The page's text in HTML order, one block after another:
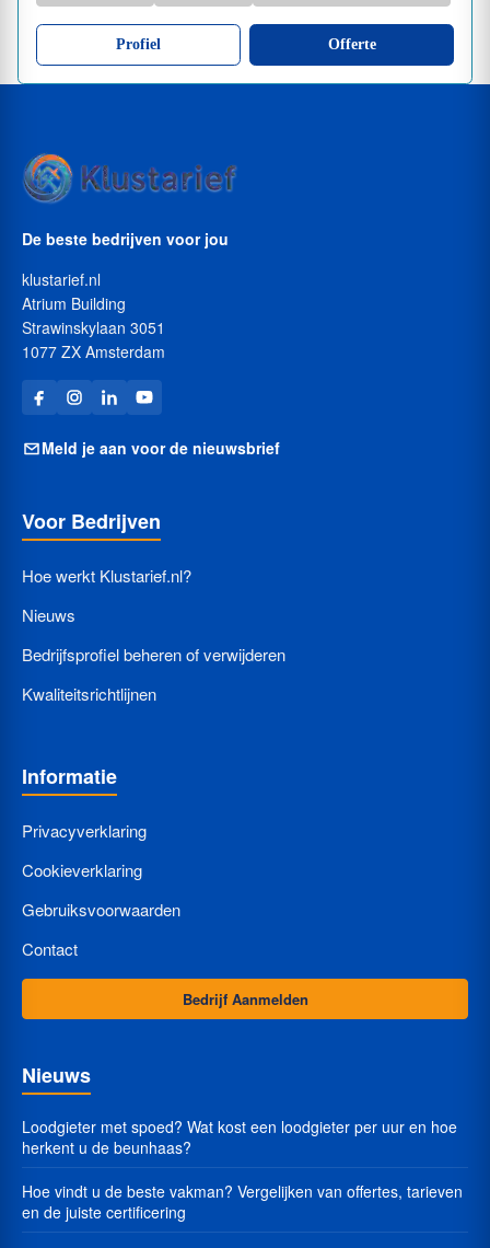
Profiel Offerte
De beste bedrijven voor jou
klustarief.nl
Atrium Building
Strawinskylaan 3051
1077 ZX Amsterdam
Meld je aan voor de nieuwsbrief
Voor Bedrijven
Hoe werkt Klustarief.nl?
Nieuws
Bedrijfsprofiel beheren of verwijderen
Kwaliteitsrichtlijnen
Informatie
Privacyverklaring
Cookieverklaring
Gebruiksvoorwaarden
Contact
Bedrijf Aanmelden
Nieuws
Loodgieter met spoed? Wat kost een loodgieter per uur en hoe
herkent u de beunhaas?
Hoe vindt u de beste vakman? Vergelijken van offertes, tarieven
en de juiste certificering